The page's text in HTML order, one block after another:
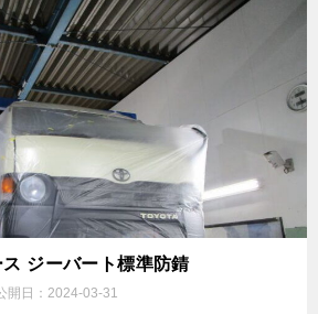
ジーバート標準防錆
開日： 2024-03-31